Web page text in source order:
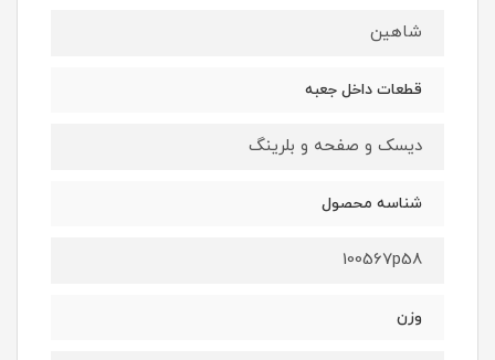
شاهین
قطعات داخل جعبه
دیسک و صفحه و بلرینگ
شناسه محصول
100567p58
وزن